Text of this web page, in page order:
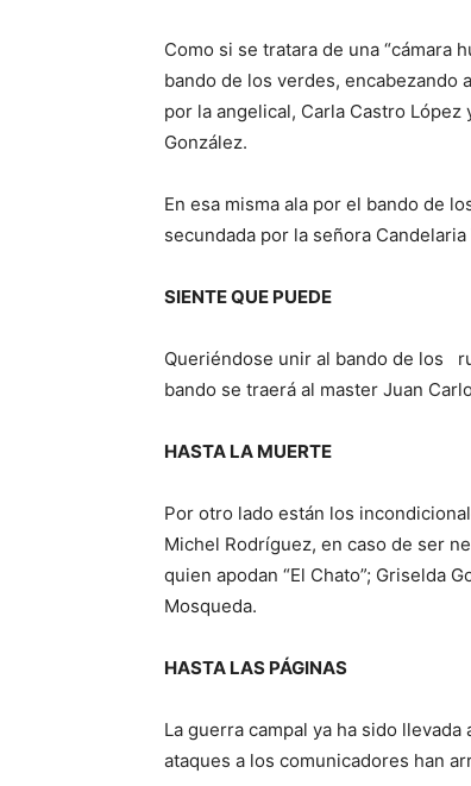
Como si se tratara de una “cámara
bando de los verdes, encabezando
por la angelical, Carla Castro
González.
En esa misma ala por el bando de
secundada por la señora
SIENTE QUE PUEDE
Queriéndose unir al bando de los
bando se traerá al master Juan
HASTA LA MUERTE
Por otro lado están los
Michel Rodríguez, en caso de ser
quien apodan “El Chato”; Griselda
Mosqueda.
HASTA LAS PÁGINAS
La guerra campal ya ha sido
ataques a los comunicadores han